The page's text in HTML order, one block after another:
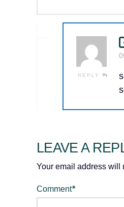
REPLY
LEAVE A
Your email address will
Comment*